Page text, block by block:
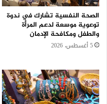
الصحة النفسية تشارك في ندوة
توعوية موسعة لدعم المرأة
والطفل ومكافحة الإدمان
5 أغسطس، 2026